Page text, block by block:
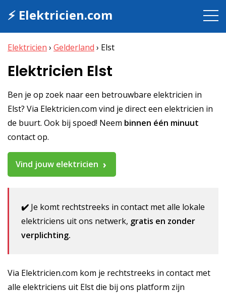
⚡ Elektricien.com
Elektricien › Gelderland › Elst
Elektricien Elst
Ben je op zoek naar een betrouwbare elektricien in
Elst? Via Elektricien.com vind je direct een elektricien in
de buurt. Ook bij spoed! Neem binnen één minuut
contact op.
Vind jouw elektricien
✔️ Je komt rechtstreeks in contact met alle lokale
elektriciens uit ons netwerk, gratis en zonder
verplichting.
Via Elektricien.com kom je rechtstreeks in contact met
alle elektriciens uit Elst die bij ons platform zijn